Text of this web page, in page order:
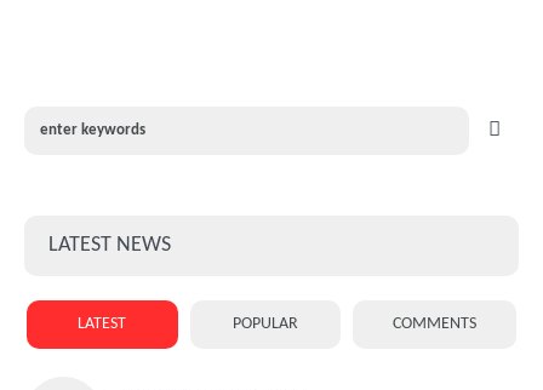
LATEST NEWS
LATEST POPULAR COMMENTS